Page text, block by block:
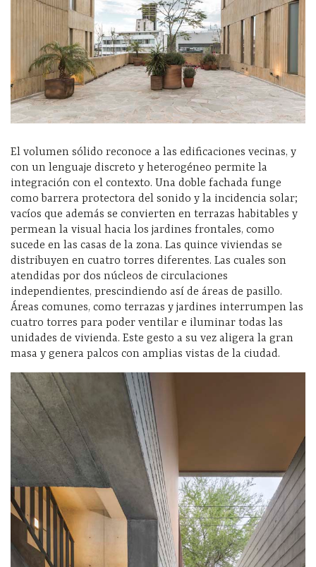
El volumen sólido reconoce a las edificaciones vecinas, y
con un lenguaje discreto y heterogéneo permite la
integración con el contexto. Una doble fachada funge
como barrera protectora del sonido y la incidencia solar;
vacíos que además se convierten en terrazas habitables y
permean la visual hacia los jardines frontales, como
sucede en las casas de la zona. Las quince viviendas se
distribuyen en cuatro torres diferentes. Las cuales son
atendidas por dos núcleos de circulaciones
independientes, prescindiendo así de áreas de pasillo.
Áreas comunes, como terrazas y jardines interrumpen las
cuatro torres para poder ventilar e iluminar todas las
unidades de vivienda. Este gesto a su vez aligera la gran
masa y genera palcos con amplias vistas de la ciudad.